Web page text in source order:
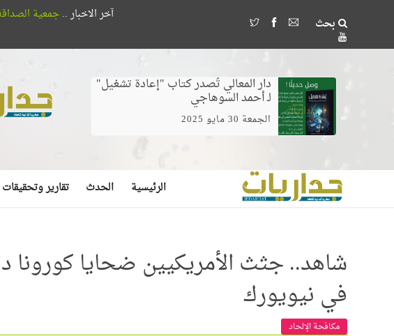
بحث
جمعية الصداقة المصرية الأذربيجانية تُكرم 18 طالباً بجامعة القاهرة لتفوقهم في
دار المعالي تُصدر كتاب "إعادة تشغيل"
لـ أحمد السوهاجي
الجمعة 30 مايو 2025
الرئيسية الحدث تقارير وتحقيقات
شاهد.. جثث الأمريكيين ضحايا
في نيويورك
مكافحة الإلحاد